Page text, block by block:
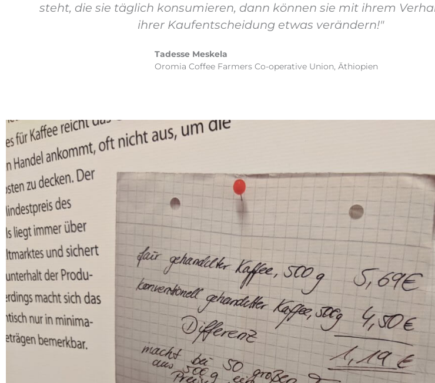
steht, die sie täglich konsumieren, dann können sie mit ihrem
ihrer Kaufentscheidung etwas verändern!"
Tadesse Meskela
Oromia Coffee Farmers Co-operative Union, Äthiopien